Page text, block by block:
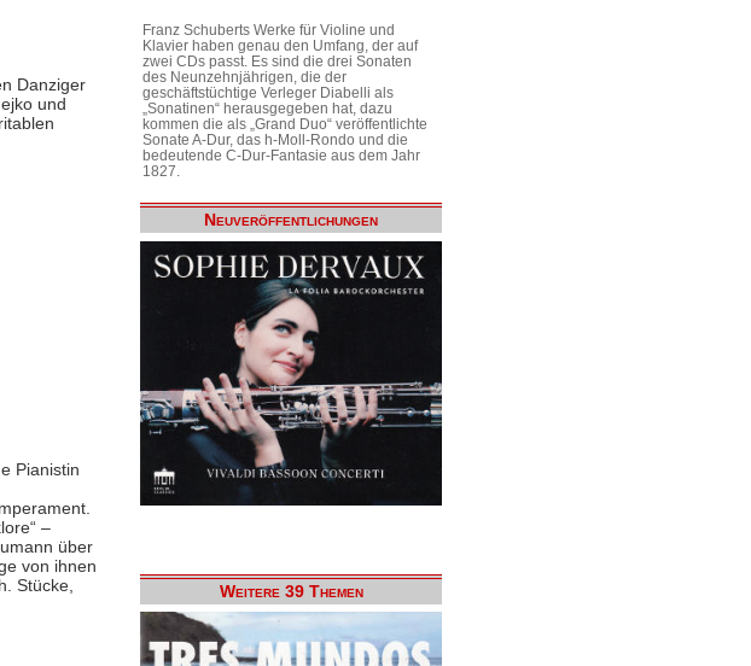
Danziger
und
Pianistin
–
über
von ihnen
Stücke,
Franz Schuberts Werke für Violine und
Klavier haben genau den Umfang, der auf
zwei CDs passt. Es sind die drei Sonaten
des Neunzehnjährigen, die der
geschäftstüchtige Verleger Diabelli als
„Sonatinen“ herausgegeben hat, dazu
kommen die als „Grand Duo“ veröffentlichte
Sonate A-Dur, das h-Moll-Rondo und die
bedeutende C-Dur-Fantasie aus dem Jahr
1827.
Neuveröffentlichungen
Weitere 39 Themen